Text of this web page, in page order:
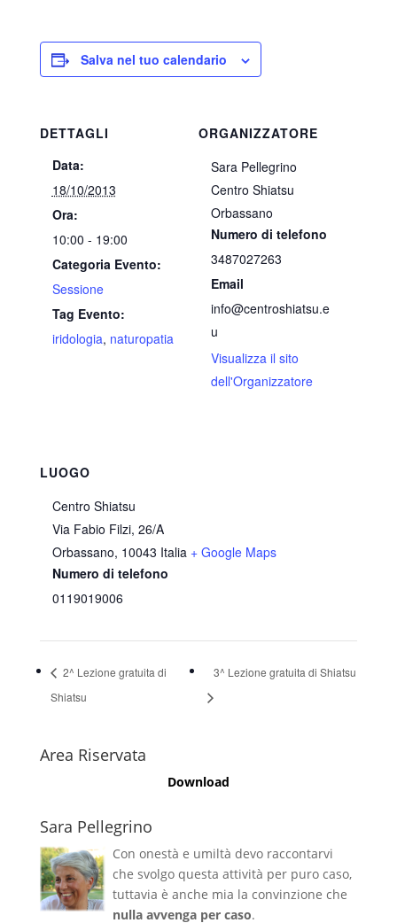
Salva nel tuo calendario
DETTAGLI
Data:
18/10/2013
Ora:
10:00 - 19:00
Categoria Evento:
Sessione
Tag Evento:
iridologia, naturopatia
ORGANIZZATORE
Sara Pellegrino
Centro Shiatsu
Orbassano
Numero di telefono
3487027263
Email
info@centroshiatsu.e
u
Visualizza il sito
dell'Organizzatore
LUOGO
Centro Shiatsu
Via Fabio Filzi, 26/A
Orbassano, 10043 Italia + Google Maps
Numero di telefono
0119019006
2^ Lezione gratuita di
Shiatsu
3^ Lezione gratuita di Shiatsu
Area Riservata
Download
Sara Pellegrino
Con onestà e umiltà devo raccontarvi
che svolgo questa attività per puro caso,
tuttavia è anche mia la convinzione che
nulla avvenga per caso.